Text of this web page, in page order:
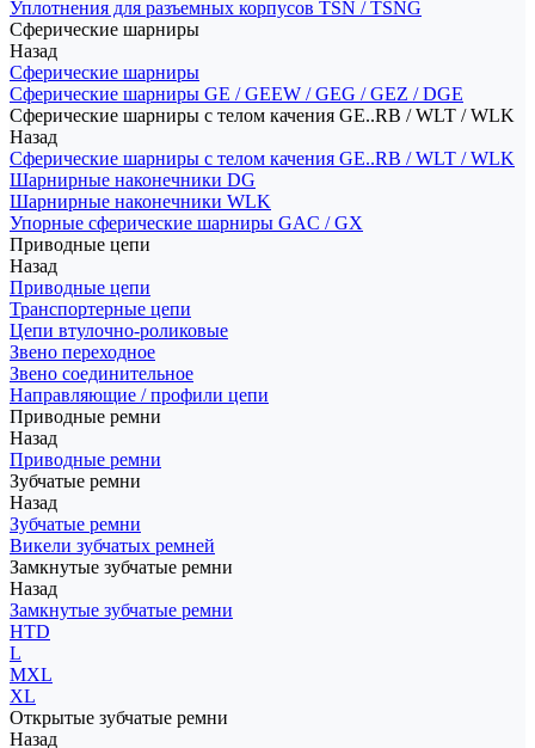
Уплотнения для разъемных корпусов TSN / TSNG
Сферические шарниры
Назад
Сферические шарниры
Сферические шарниры GE / GEEW / GEG / GEZ / DGE
Сферические шарниры с телом качения GE..RB / WLT / WLK
Назад
Сферические шарниры с телом качения GE..RB / WLT / WLK
Шарнирные наконечники DG
Шарнирные наконечники WLK
Упорные сферические шарниры GAC / GX
Приводные цепи
Назад
Приводные цепи
Транспортерные цепи
Цепи втулочно-роликовые
Звено переходное
Звено соединительное
Направляющие / профили цепи
Приводные ремни
Назад
Приводные ремни
Зубчатые ремни
Назад
Зубчатые ремни
Викели зубчатых ремней
Замкнутые зубчатые ремни
Назад
Замкнутые зубчатые ремни
HTD
L
MXL
XL
Открытые зубчатые ремни
Назад